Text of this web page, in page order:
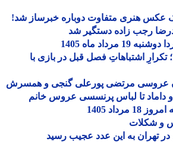
هنری متفاوت دوباره خبرساز شد!
رجب زاده دستگیر شد
ماه 1405
اشتباهاتِ فصل قبل در بازی با
مرتضی پورعلی گنجی و همسرش
تا لباس پرنسسی عروس خانم
1405
شکلات
به این عدد عجیب رسید